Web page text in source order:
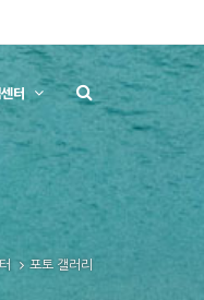
터
포토 갤러리